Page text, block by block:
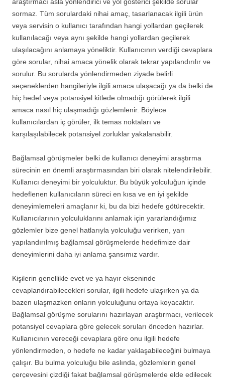
sormaz. Tüm sorulardaki nihai amaç, tasarlanacak ilgili ürün
veya servisin o kullanıcı tarafından hangi yollardan geçilerek
kullanılacağı veya aynı şekilde hangi yollardan geçilerek
ulaşılacağını anlamaya yöneliktir. Kullanıcının verdiği cevaplara
göre sorular, nihai amaca yönelik olarak tekrar yapılandırılır ve
sorulur. Bu sorularda yönlendirmeden ziyade belirli
seçeneklerden hangileriyle ilgili amaca ulaşacağı ya da belki de
hiç hedef veya potansiyel kitlede olmadığı görülerek ilgili
amaca nasıl hiç ulaşmadığı gözlemlenir. Böylece
kullanıcılardan iç görüler, ilk temas noktaları ve
karşılaşılabilecek potansiyel zorluklar yakalanabilir.
Bağlamsal görüşmeler belki de kullanıcı deneyimi araştırma
sürecinin en önemli araştırmasından biri olarak nitelendirilebilir.
Kullanıcı deneyimi bir yolculuktur. Bu büyük yolculuğun içinde
hedeflenen kullanıcıların süreci en kısa ve en iyi şekilde
deneyimlemeleri amaçlanır ki, bu da bizi hedefe götürecektir.
Kullanıcılarının yolculuklarını anlamak için yararlandığımız
gözlemler bize genel hatlarıyla yolculuğu verirken, yarı
yapılandırılmış bağlamsal görüşmelerde hedefimize dair
deneyimlerini daha iyi anlama şansımız vardır.
Kişilerin genellikle evet ve ya hayır ekseninde
cevaplandırabilecekleri sorular, ilgili hedefe ulaşırken ya da
bazen ulaşmazken onların yolculuğunu ortaya koyacaktır.
Bağlamsal görüşme sorularını hazırlayan araştırmacı, verilecek
potansiyel cevaplara göre gelecek soruları önceden hazırlar.
Kullanıcının vereceği cevaplara göre onu ilgili hedefe
yönlendirmeden, o hedefe ne kadar yaklaşabileceğini bulmaya
çalışır. Bu bulma yolculuğu bile aslında, gözlemlerin genel
çerçevesini çizdiği fakat bağlamsal görüşmelerde elde edilecek